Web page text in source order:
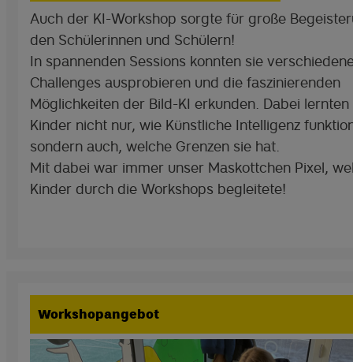
Auch der KI-Workshop sorgte für große
den Schülerinnen und Schülern!
In spannenden Sessions konnten sie
Challenges ausprobieren und die faszinierenden
Möglichkeiten der Bild-KI erkunden. Dabei lernten
Kinder nicht nur, wie Künstliche Intelligenz
sondern auch, welche Grenzen sie hat.
Mit dabei war immer unser Maskottchen Pixel,
Kinder durch die Workshops begleitete!
Workshopangebot